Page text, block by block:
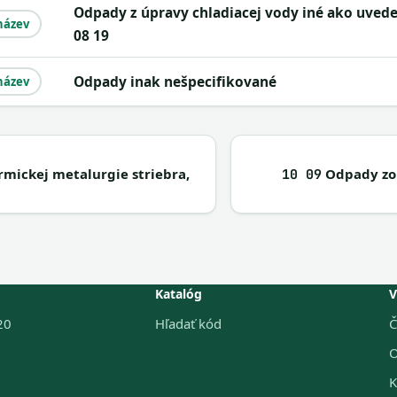
odpady z úpravy chladiacej vody iné ako uvedené v 10
08 19
odpady inak nešpecifikované
metalurgie striebra, 10 09 Odpady
Katalóg
Hľadať kód